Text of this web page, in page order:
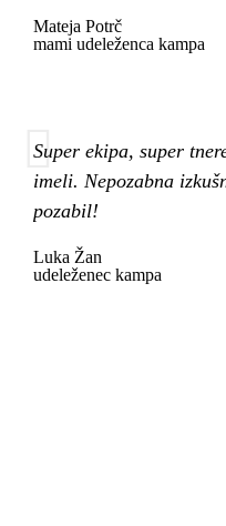
Mateja Potrč
mami udeleženca kampa
Super ekipa, super
imeli. Nepozabna
pozabil!
Luka Žan
udeleženec kampa